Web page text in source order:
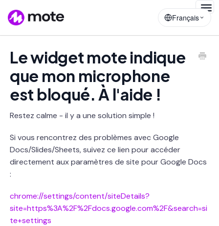
Français
Le widget mote indique
que mon microphone
est bloqué. À l'aide !
Restez calme - il y a une solution simple !
Si vous rencontrez des problèmes avec Google
Docs/Slides/Sheets, suivez ce lien pour accéder
directement aux paramètres de site pour Google Docs
:
chrome://settings/content/siteDetails?
site=https%3A%2F%2Fdocs.google.com%2F&search=si
te+settings